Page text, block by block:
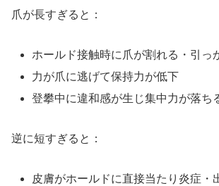
爪が長すぎると：
ホールド接触時に爪が割れる・引っ
力が爪に逃げて保持力が低下
登攀中に違和感が生じ集中力が落ち
逆に短すぎると：
皮膚がホールドに直接当たり炎症・